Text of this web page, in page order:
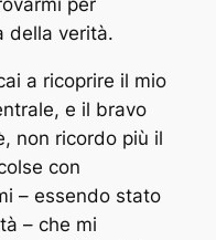
per
della verità.
a ricoprire il mio
e il bravo
non ricordo più il
con
– essendo stato
– che mi